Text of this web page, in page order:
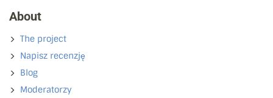
About
The project
Napisz recenzję
Blog
Moderatorzy